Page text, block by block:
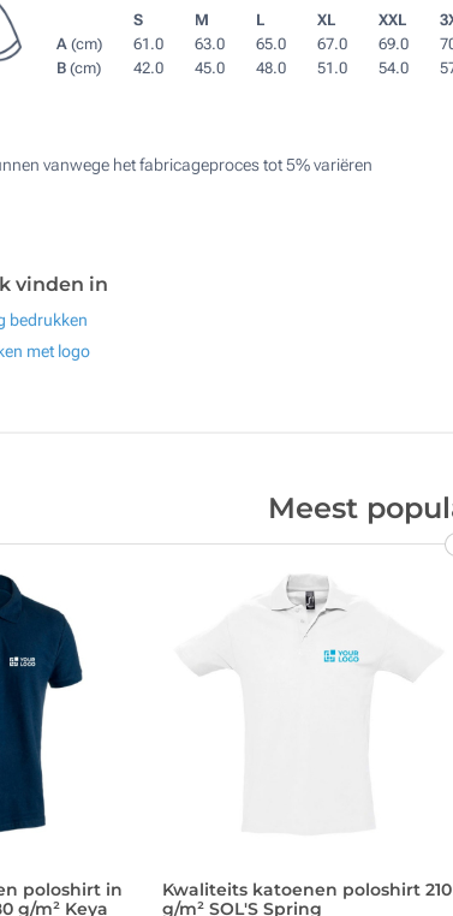
S M L XL XXL
A (cm) 61.0 63.0 65.0 67.0 69.0
B (cm) 42.0 45.0 48.0 51.0 54.0
vanwege het fabricageproces tot 5% variëren
vinden in
bedrukken
met logo
Meest
poloshirt in
g/m² Keya
Kwaliteits katoenen poloshirt 210
g/m² SOL'S Spring